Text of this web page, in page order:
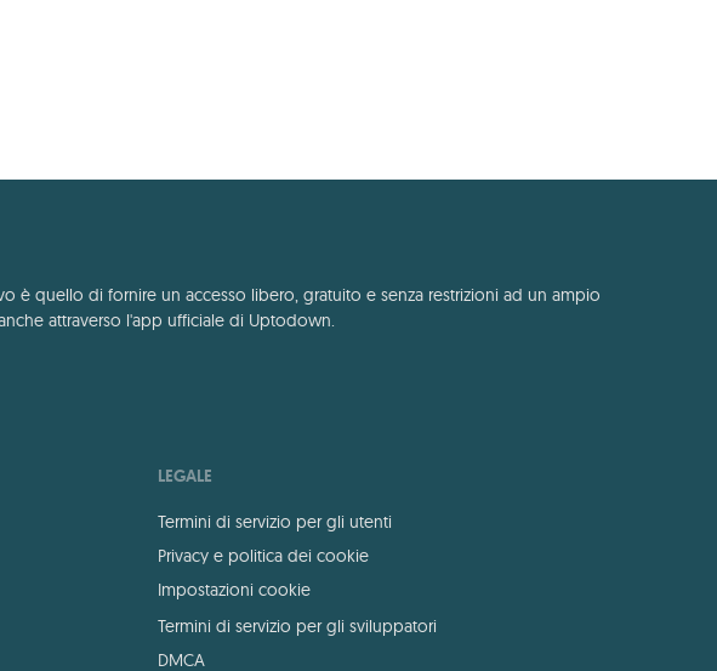
quello di fornire un accesso libero, gratuito e senza restrizioni ad un ampio
attraverso l'app ufficiale di Uptodown.
LEGALE
Termini di servizio per gli utenti
Privacy e politica dei cookie
Impostazioni cookie
Termini di servizio per gli sviluppatori
DMCA